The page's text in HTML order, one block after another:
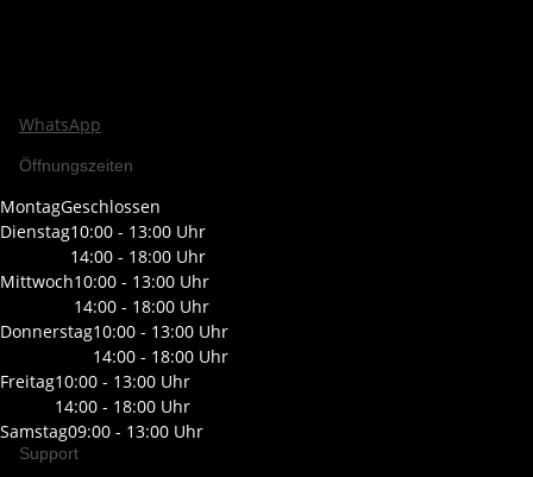
WhatsApp
Öffnungszeiten
MontagGeschlossen
Dienstag10:00 - 13:00 Uhr
14:00 - 18:00 Uhr
Mittwoch10:00 - 13:00 Uhr
14:00 - 18:00 Uhr
Donnerstag10:00 - 13:00 Uhr
14:00 - 18:00 Uhr
Freitag10:00 - 13:00 Uhr
14:00 - 18:00 Uhr
Samstag09:00 - 13:00 Uhr
Support